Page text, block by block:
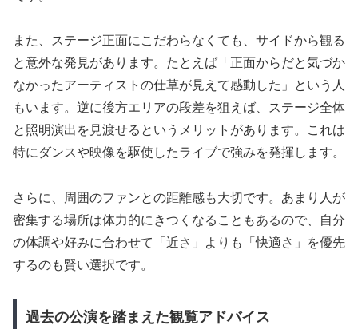
また、ステージ正面にこだわらなくても、サイドから観る
と意外な発見があります。たとえば「正面からだと気づか
なかったアーティストの仕草が見えて感動した」という人
もいます。逆に後方エリアの段差を狙えば、ステージ全体
と照明演出を見渡せるというメリットがあります。これは
特にダンスや映像を駆使したライブで強みを発揮します。
さらに、周囲のファンとの距離感も大切です。あまり人が
密集する場所は体力的にきつくなることもあるので、自分
の体調や好みに合わせて「近さ」よりも「快適さ」を優先
するのも賢い選択です。
過去の公演を踏まえた観覧アドバイス